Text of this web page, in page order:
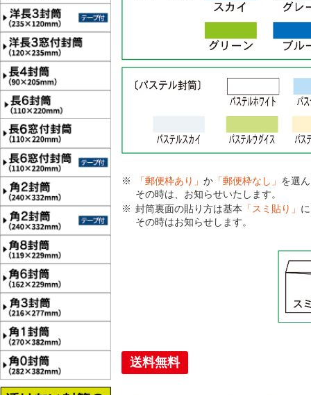
「郵便枠あり」 か 「郵便枠なし」 を選
その時は、お知らせいたします。
封筒裏面の貼り方は基本 「スミ貼り」
その時はお知らせします。
送料無料